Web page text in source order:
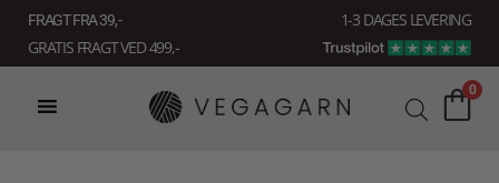
indholdet
FRAGT FRA 39, -
1-3 DAGES LEVERING
GRATIS FRAGT VED 499,-
0